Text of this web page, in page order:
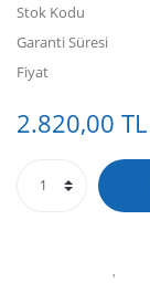
Stok Kodu
Garanti Süresi
Fiyat
2.820,00 TL